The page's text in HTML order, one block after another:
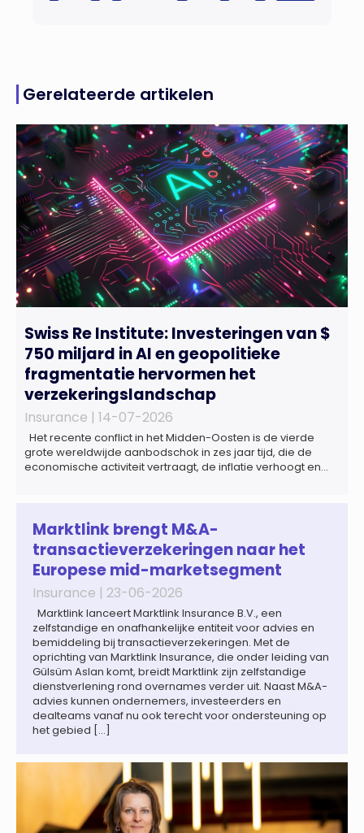
Gerelateerde artikelen
Swiss Re Institute: Investeringen van $
750 miljard in AI en geopolitieke
fragmentatie hervormen het
verzekeringslandschap
Insurance | 14-07-2026
Het recente conflict in het Midden-Oosten is de vierde
grote wereldwijde aanbodschok in zes jaar tijd, die de
economische activiteit vertraagt, de inflatie verhoogt en
wereldwijd naar verwachting afnemen tot 1,3% in reële
termen in […]
Marktlink brengt M&A-
transactieverzekeringen naar het
Europese mid-marketsegment
Insurance | 23-06-2026
Marktlink lanceert Marktlink Insurance B.V., een
zelfstandige en onafhankelijke entiteit voor advies en
bemiddeling bij transactieverzekeringen. Met de
oprichting van Marktlink Insurance, die onder leiding van
Gülsüm Aslan komt, breidt Marktlink zijn zelfstandige
dienstverlening rond overnames verder uit. Naast M&A-
advies kunnen ondernemers, investeerders en
dealteams vanaf nu ook terecht voor ondersteuning op
het gebied […]